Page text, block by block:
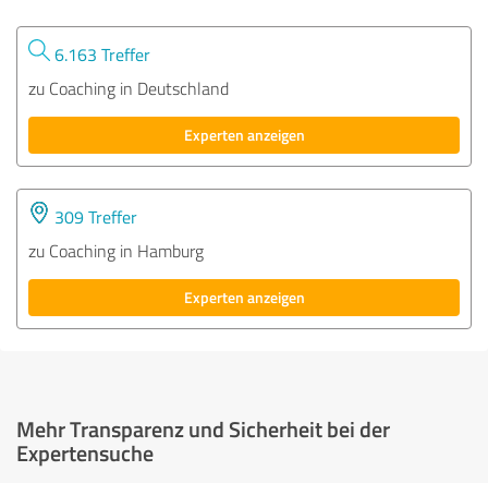
6.163 Treffer
zu Coaching in Deutschland
Experten anzeigen
309 Treffer
zu Coaching in Hamburg
Experten anzeigen
Mehr Transparenz und Sicherheit bei der
Expertensuche